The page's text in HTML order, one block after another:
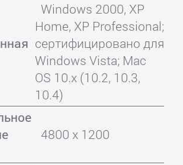
Windows 2000, XP
Home, XP Professional;
сертифицировано для
Windows Vista; Mac
OS 10.x (10.2, 10.3,
10.4)
4800 x 1200